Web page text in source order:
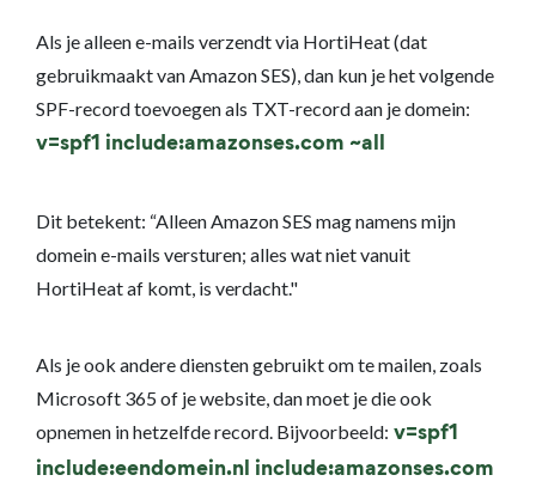
Als je alleen e-mails verzendt via HortiHeat (dat
gebruikmaakt van Amazon SES), dan kun je het volgende
SPF-record toevoegen als TXT-record aan je domein:
v=spf1 include:amazonses.com ~all
Dit betekent: “Alleen Amazon SES mag namens mijn
domein e-mails versturen; alles wat niet vanuit
HortiHeat af komt, is verdacht."
Als je ook andere diensten gebruikt om te mailen, zoals
Microsoft 365 of je website, dan moet je die ook
opnemen in hetzelfde record. Bijvoorbeeld: v=spf1
include:eendomein.nl include:amazonses.com